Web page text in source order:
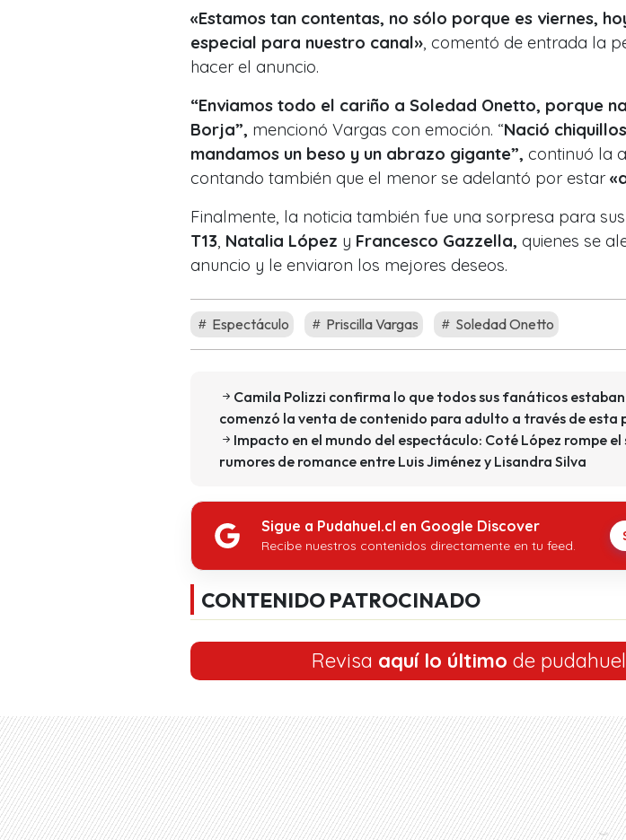
«Estamos tan contentas, no sólo porque es viernes,
especial para nuestro canal» , comentó de entrada la
hacer el anuncio.
“Enviamos todo el cariño a Soledad Onetto, porque
Borja”, mencionó Vargas con emoción. “Nació
mandamos un beso y un abrazo gigante”, continuó la
contando también que el menor se adelantó por estar
Finalmente, la noticia también fue una sorpresa para
T13 Natalia López y Francesco Gazzella, quienes se
anuncio y le enviaron los mejores deseos.
Espectáculo Priscilla Vargas Soledad Onetto
Camila Polizzi confirma lo que todos sus fanáticos
comenzó la venta de contenido para adulto a través de
Impacto en el mundo del espectáculo: Coté López rompe
rumores de romance entre Luis Jiménez y Lisandra Silva
Sigue a Pudahuel.cl en Google Discover
Recibe nuestros contenidos directamente en tu feed.
CONTENIDO PATROCINADO
Revisa aquí lo último de